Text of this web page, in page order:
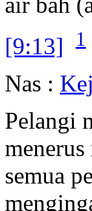
[9:13]
1
Nas :
Pelangi
semua